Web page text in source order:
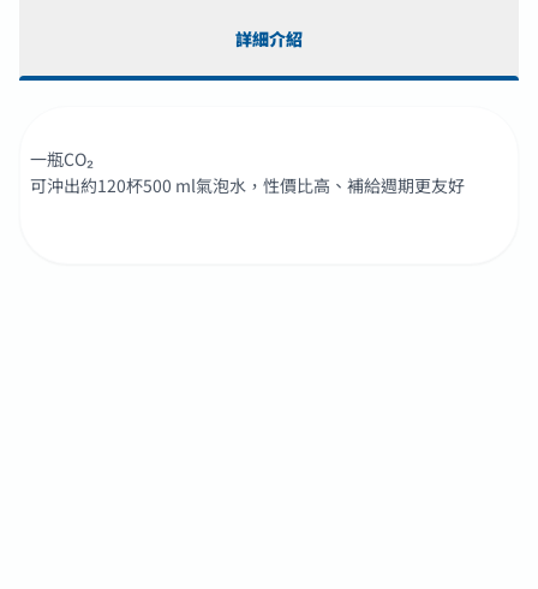
詳細介紹
一瓶CO₂
可沖出約120杯500 ml氣泡水，性價比高、補給週期更友好